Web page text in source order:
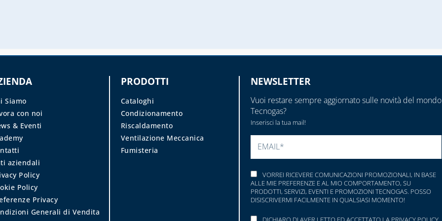
Siamo
con noi
& Eventi
aziendali
Policy
Policy
Privacy
Generali di Vendita
PRODOTTI
Cataloghi
Condizionamento
Riscaldamento
Ventilazione Meccanica
Fumisteria
NEWSLETTER
Vuoi restare sempre aggiornato sulle novità del mondo
Tecnogas?
Inserisci la tua mail!
SI PREGA DI LASCIARE VUOTO QUESTO
VORREI RICEVERE COMUNICAZIONI PROMOZIONALI, IN BASE
ALLE MIE PREFERENZE E AL MIO COMPORTAMENTO, SU
PRODOTTI, SERVIZI, EVENTI E PROMOZIONI TECNOGAS. POSSO
DISISCRIVERMI FACILMENTE IN QUALSIASI MOMENTO!